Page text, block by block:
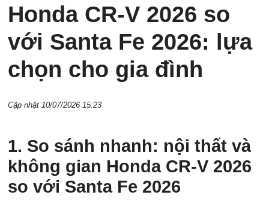
Honda CR-V 2026 so
với Santa Fe 2026: lựa
chọn cho gia đình
Cập nhật 10/07/2026 15:23
1. So sánh nhanh: nội thất và
không gian Honda CR-V 2026
so với Santa Fe 2026